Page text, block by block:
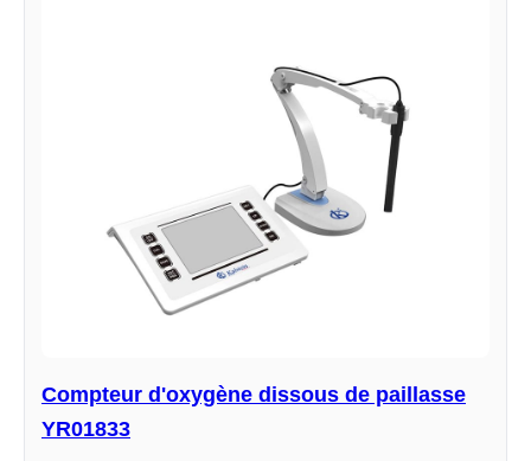
Compteur d'oxygène dissous de paillasse
YR01833